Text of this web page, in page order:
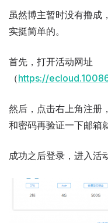
虽然博主暂时没有撸成
实挺简单的。
首先，打开活动网址
（https://
然后，点击右上角注册
和密码再验证一下邮箱
成功之后登录，进入活